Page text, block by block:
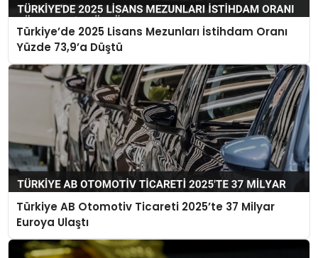
Türkiye’de 2025 Lisans Mezunları İstihdam Oranı
Yüzde 73,9’a Düştü
Türkiye AB Otomotiv Ticareti 2025’te 37 Milyar
Euroya Ulaştı